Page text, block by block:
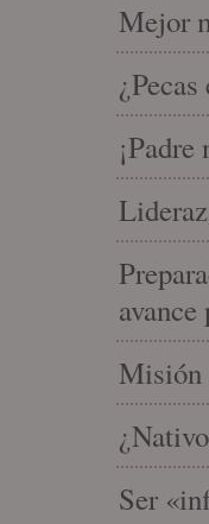
Mejor
Misión
Ser